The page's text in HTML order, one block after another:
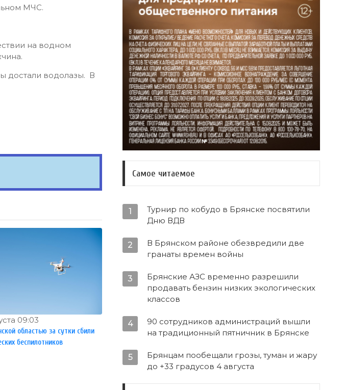
МЧС.
на водном
достали водолазы. В
09:03
областью за сутки сбили
беспилотников
Самое читаемое
1
Турнир по кобудо в Брянске посвятили
Дню ВДВ
2
В Брянском районе обезвредили две
гранаты времен войны
3
Брянские АЗС временно разрешили
продавать бензин низких экологических
классов
4
90 сотрудников администраций вышли
на традиционный пятничник в Брянске
5
Брянцам пообещали грозы, туман и жару
до +33 градусов 4 августа